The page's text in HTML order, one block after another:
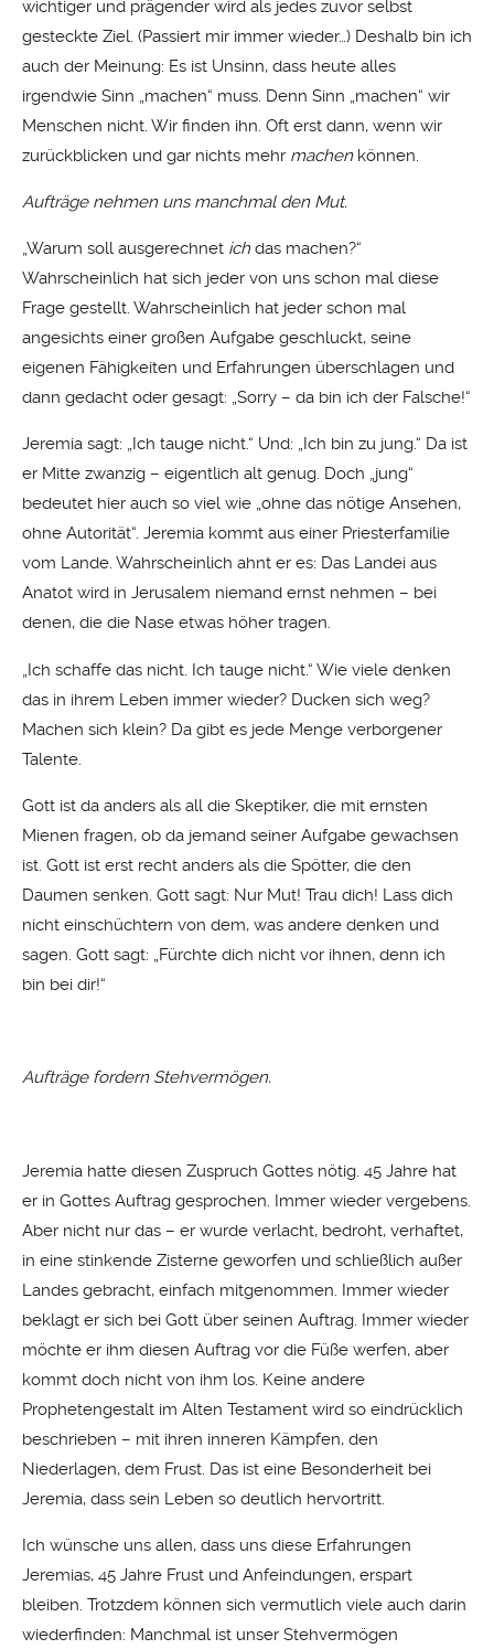
wichtiger und prägender wird als jedes zuvor selbst
gesteckte Ziel. (Passiert mir immer wieder…) Deshalb bin ich
auch der Meinung: Es ist Unsinn, dass heute alles
irgendwie Sinn „machen“ muss. Denn Sinn „machen“ wir
Menschen nicht. Wir finden ihn. Oft erst dann, wenn wir
zurückblicken und gar nichts mehr machenkönnen.
Aufträge nehmen uns manchmal den Mut.
„Warum soll ausgerechnet ich das machen?“
Wahrscheinlich hat sich jeder von uns schon mal diese
Frage gestellt. Wahrscheinlich hat jeder schon mal
angesichts einer großen Aufgabe geschluckt, seine
eigenen Fähigkeiten und Erfahrungen überschlagen und
dann gedacht oder gesagt: „Sorry – da bin ich der Falsche!“
Jeremia sagt: „Ich tauge nicht.“ Und: „Ich bin zu jung.“ Da ist
er Mitte zwanzig – eigentlich alt genug. Doch „jung“
bedeutet hier auch so viel wie „ohne das nötige Ansehen,
ohne Autorität“. Jeremia kommt aus einer Priesterfamilie
vom Lande. Wahrscheinlich ahnt er es: Das Landei aus
Anatot wird in Jerusalem niemand ernst nehmen – bei
denen, die die Nase etwas höher tragen.
„Ich schaffe das nicht. Ich tauge nicht.“ Wie viele denken
das in ihrem Leben immer wieder? Ducken sich weg?
Machen sich klein? Da gibt es jede Menge verborgener
Talente.
Gott ist da anders als all die Skeptiker, die mit ernsten
Mienen fragen, ob da jemand seiner Aufgabe gewachsen
ist. Gott ist erst recht anders als die Spötter, die den
Daumen senken. Gott sagt: Nur Mut! Trau dich! Lass dich
nicht einschüchtern von dem, was andere denken und
sagen. Gott sagt: „Fürchte dich nicht vor ihnen, denn ich
bin bei dir!“
Aufträge fordern Stehvermögen.
Jeremia hatte diesen Zuspruch Gottes nötig. 45 Jahre hat
er in Gottes Auftrag gesprochen. Immer wieder vergebens.
Aber nicht nur das – er wurde verlacht, bedroht, verhaftet,
in eine stinkende Zisterne geworfen und schließlich außer
Landes gebracht, einfach mitgenommen. Immer wieder
beklagt er sich bei Gott über seinen Auftrag. Immer wieder
möchte er ihm diesen Auftrag vor die Füße werfen, aber
kommt doch nicht von ihm los. Keine andere
Prophetengestalt im Alten Testament wird so eindrücklich
beschrieben – mit ihren inneren Kämpfen, den
Niederlagen, dem Frust. Das ist eine Besonderheit bei
Jeremia, dass sein Leben so deutlich hervortritt.
Ich wünsche uns allen, dass uns diese Erfahrungen
Jeremias, 45 Jahre Frust und Anfeindungen, erspart
bleiben. Trotzdem können sich vermutlich viele auch darin
wiederfinden: Manchmal ist unser Stehvermögen